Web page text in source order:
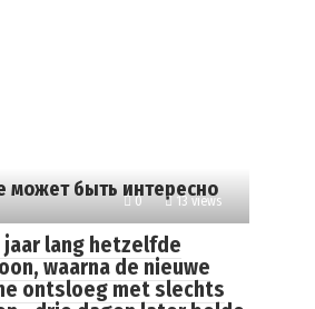
может быть интересно
0 13 views
jaar lang hetzelfde
waarna de nieuwe
ontsloeg met slechts